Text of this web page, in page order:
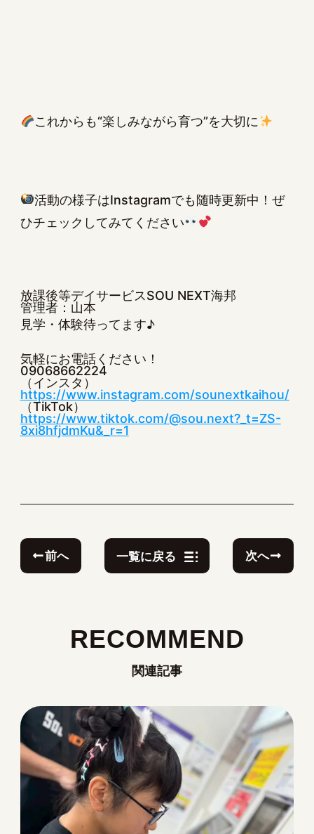
これからも“楽しみながら育つ”を大切に
活動の様子はInstagramでも随時更新中！ぜ
ひチェックしてみてください
放課後等デイサービスSOU NEXT海邦
管理者：山本
見学・体験待ってます♪
気軽にお電話ください！
09068662224
（インスタ）
https://www.instagram.com/sounextkaihou/
（TikTok）
https://www.tiktok.com/@sou.next?_t=ZS-
8xi8hfjdmKu&_r=1
前へ 一覧に戻る 次へ
RECOMMEND
関連記事